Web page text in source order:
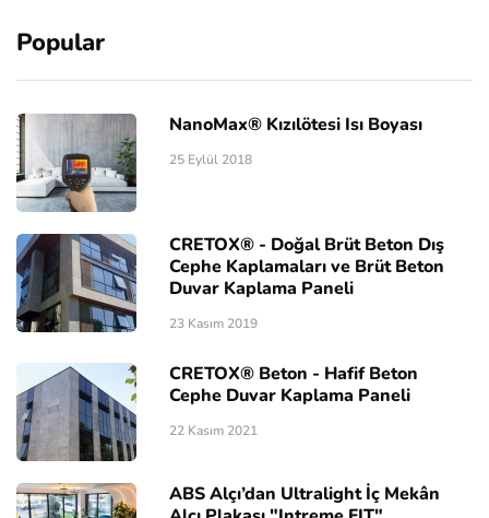
Popular
NanoMax® Kızılötesi Isı Boyası
25 Eylül 2018
CRETOX® - Doğal Brüt Beton Dış
Cephe Kaplamaları ve Brüt Beton
Duvar Kaplama Paneli
23 Kasım 2019
CRETOX® Beton - Hafif Beton
Cephe Duvar Kaplama Paneli
22 Kasım 2021
ABS Alçı’dan Ultralight İç Mekân